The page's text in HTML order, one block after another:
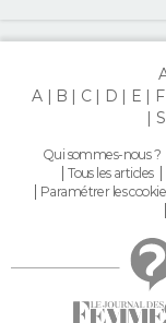
A
B C D E F
S
Qui sommes-nous ?
Tous les articles
Paramétrer les